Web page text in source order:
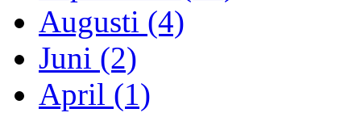
Augusti (4)
Juni (2)
April (1)